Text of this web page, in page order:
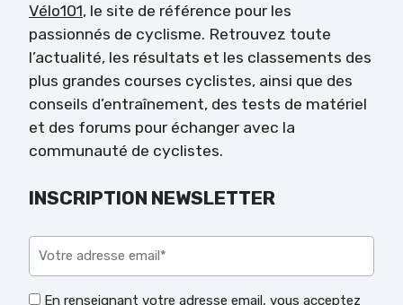
Vélo101, le site de référence pour les
passionnés de cyclisme. Retrouvez toute
l’actualité, les résultats et les classements des
plus grandes courses cyclistes, ainsi que des
conseils d’entraînement, des tests de matériel
et des forums pour échanger avec la
communauté de cyclistes.
INSCRIPTION NEWSLETTER
En renseignant votre adresse email, vous acceptez